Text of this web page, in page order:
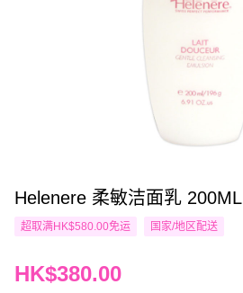
Helenere 柔敏洁面乳 200ML
超取满HK$580.00免运 国家/地区配送
HK$380.00